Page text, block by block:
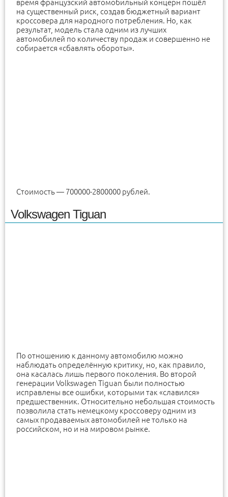
время французский автомобильный концерн пошёл
на существенный риск, создав бюджетный вариант
кроссовера для народного потребления. Но, как
результат, модель стала одним из лучших
автомобилей по количеству продаж и совершенно не
собирается «сбавлять обороты».
Стоимость — 700000-2800000 рублей.
Volkswagen Tiguan
По отношению к данному автомобилю можно
наблюдать определённую критику, но, как правило,
она касалась лишь первого поколения. Во второй
генерации Volkswagen Tiguan были полностью
исправлены все ошибки, которыми так «славился»
предшественник. Относительно небольшая стоимость
позволила стать немецкому кроссоверу одним из
самых продаваемых автомобилей не только на
российском, но и на мировом рынке.